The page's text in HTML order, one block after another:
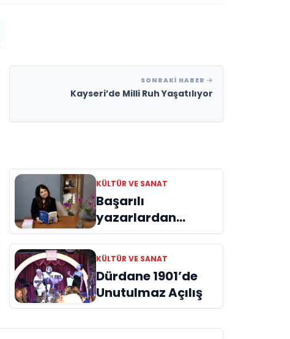
SONRAKI HABER
Kayseri’de Milli Ruh Yaşatılıyor
KÜLTÜR VE SANAT
Başarılı
yazarlardan
Azime Savaş’tan
başucu kitabı
“Emanet”
raflardaki yerini
aldı
KÜLTÜR VE SANAT
Dürdane 1901’de
Unutulmaz Açılış